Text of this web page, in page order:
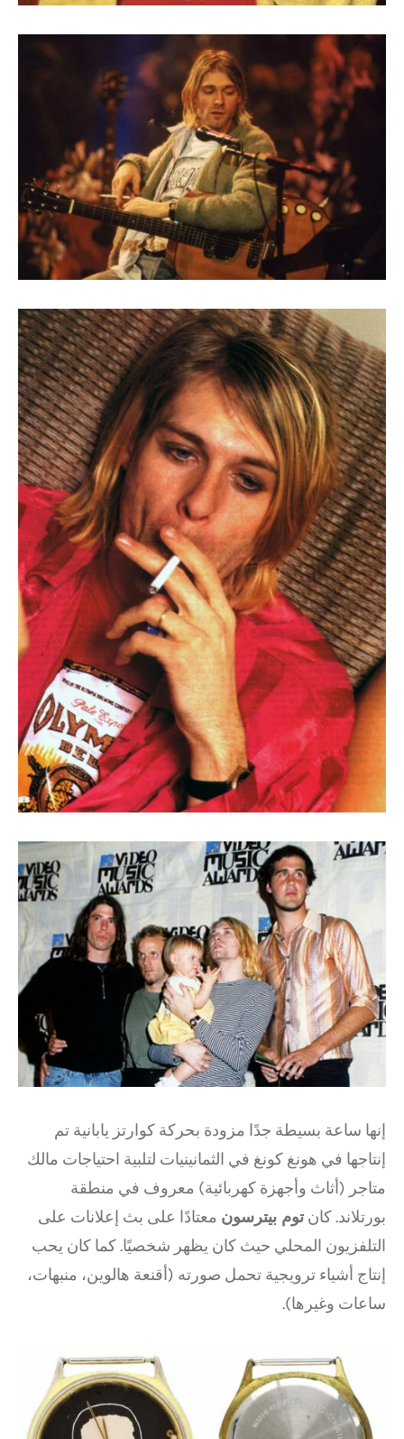
إنها ساعة بسيطة جدًا مزودة بحركة كوارتز يابانية تم
إنتاجها في هونغ كونغ في الثمانينيات لتلبية احتياجات مالك
متاجر (أثاث وأجهزة كهربائية) معروف في منطقة
بورتلاند. كان توم بيترسون معتادًا على بث إعلانات على
التلفزيون المحلي حيث كان يظهر شخصيًا. كما كان يحب
إنتاج أشياء ترويجية تحمل صورته (أقنعة هالوين، منبهات،
ساعات وغيرها).